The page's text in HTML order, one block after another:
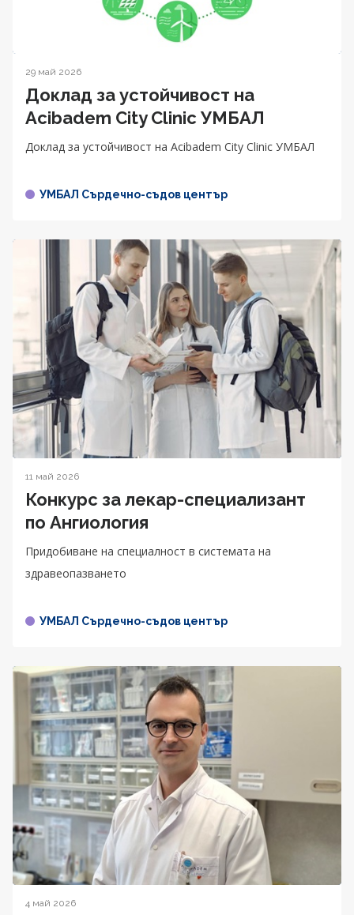
29 май 2026
Доклад за устойчивост на
Acibadem City Clinic УМБАЛ
Доклад за устойчивост на Acibadem City Clinic УМБАЛ
УМБАЛ Сърдечно-съдов център
11 май 2026
Конкурс за лекар-специализант
по Ангиология
Придобиване на специалност в системата на
здравеопазването
УМБАЛ Сърдечно-съдов център
4 май 2026